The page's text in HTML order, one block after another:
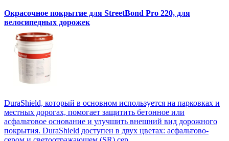
Окрасочное покрытие для StreetBond Pro 220, для
велосипедных дорожек
DuraShield, который в основном используется на парковках и
местных дорогах, помогает защитить бетонное или
асфальтовое основание и улучшить внешний вид дорожного
покрытия. DuraShield доступен в двух цветах: асфальтово-